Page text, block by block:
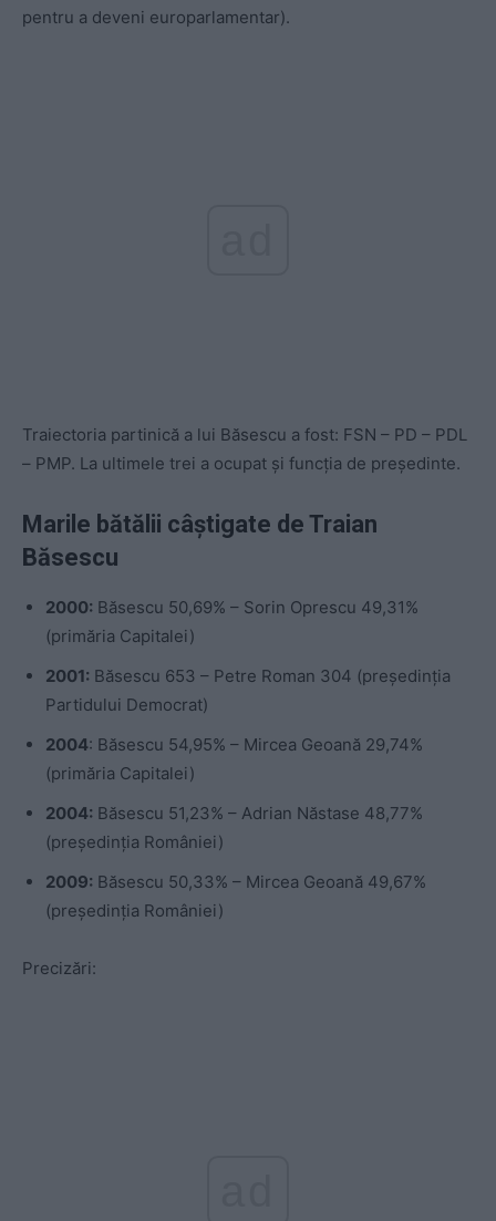
pentru a deveni europarlamentar).
Traiectoria partinică a lui Băsescu a fost: FSN – PD – PDL
– PMP. La ultimele trei a ocupat și funcția de președinte.
Marile bătălii câștigate de Traian
Băsescu
2000: Băsescu 50,69% – Sorin Oprescu 49,31%
(primăria Capitalei)
2001: Băsescu 653 – Petre Roman 304 (președinția
Partidului Democrat)
2004: Băsescu 54,95% – Mircea Geoană 29,74%
(primăria Capitalei)
2004: Băsescu 51,23% – Adrian Năstase 48,77%
(președinția României)
2009: Băsescu 50,33% – Mircea Geoană 49,67%
(președinția României)
Precizări: